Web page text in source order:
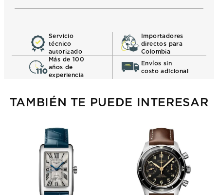
Servicio
técnico
autorizado
Importadores
directos para
Colombia
Más de 100
años de
experiencia
Envíos sin
costo adicional
TAMBIÉN TE PUEDE INTERESAR